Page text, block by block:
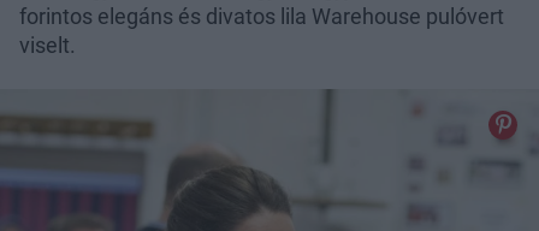
forintos elegáns és divatos lila Warehouse pulóvert
viselt.